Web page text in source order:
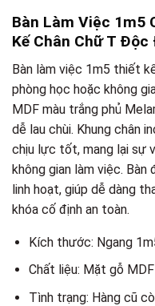
Bàn Làm Việc 1m5
Kế Chân Chữ T Độc
Bàn làm việc 1m5 thiết
phòng học hoặc không
MDF màu trắng phủ
dễ lau chùi. Khung chân
chịu lực tốt, mang lại sự
không gian làm việc.
linh hoạt, giúp dễ dàng
khóa cố định an toàn.
Kích thước: Ngang
Chất liệu: Mặt gỗ
Tình trạng: Hàng cũ